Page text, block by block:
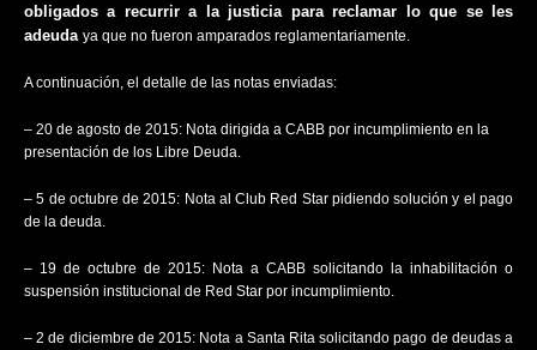
obligados a recurrir a la justicia para reclamar lo que se les
adeuda ya que no fueron amparados reglamentariamente.
A continuación, el detalle de las notas enviadas:
– 20 de agosto de 2015: Nota dirigida a CABB por incumplimiento en la
presentación de los Libre Deuda.
– 5 de octubre de 2015: Nota al Club Red Star pidiendo solución y el pago
de la deuda.
– 19 de octubre de 2015: Nota a CABB solicitando la inhabilitación o
suspensión institucional de Red Star por incumplimiento.
– 2 de diciembre de 2015: Nota a Santa Rita solicitando pago de deudas a